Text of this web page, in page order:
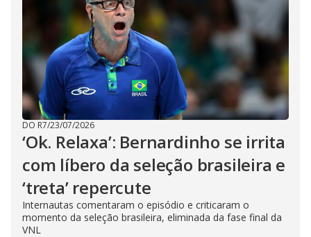
DO R7/23/07/2026
‘Ok. Relaxa’: Bernardinho se irrita
com líbero da seleção brasileira e
‘treta’ repercute
Internautas comentaram o episódio e criticaram o
momento da seleção brasileira, eliminada da fase final da
VNL